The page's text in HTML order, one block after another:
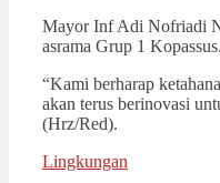
Mayor Inf Adi Nofriadi
asrama Grup 1 Kopassus.
“Kami berharap
akan terus berinovasi
(Hrz/Red).
Lingkungan